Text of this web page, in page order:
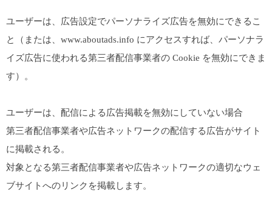
ユーザーは、広告設定でパーソナライズ広告を無効にできるこ
と（または、www.aboutads.info にアクセスすれば、パーソナラ
イズ広告に使われる第三者配信事業者の Cookie を無効にできま
す）。
ユーザーは、配信による広告掲載を無効にしていない場合
第三者配信事業者や広告ネットワークの配信する広告がサイト
に掲載される。
対象となる第三者配信事業者や広告ネットワークの適切なウェ
ブサイトへのリンクを掲載します。